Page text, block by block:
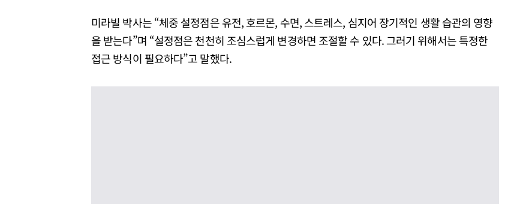
미라빌 박사는 “체중 설정점은 유전, 호르몬, 수면, 스트레스, 심지어 장기적인 생활 습관의 영향
을 받는다”며 “설정점은 천천히 조심스럽게 변경하면 조절할 수 있다. 그러기 위해서는 특정한
접근 방식이 필요하다”고 말했다.